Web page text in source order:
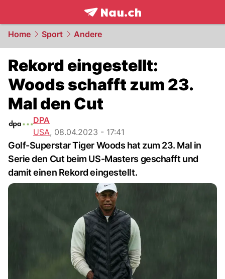
frontpage.NAU.ch
Home Sport Andere
Rekord eingestellt:
Woods schafft zum 23.
Mal den Cut
DPA
USA, 08.04.2023 - 17:41
Golf-Superstar Tiger Woods hat zum 23. Mal in
Serie den Cut beim US-Masters geschafft und
damit einen Rekord eingestellt.